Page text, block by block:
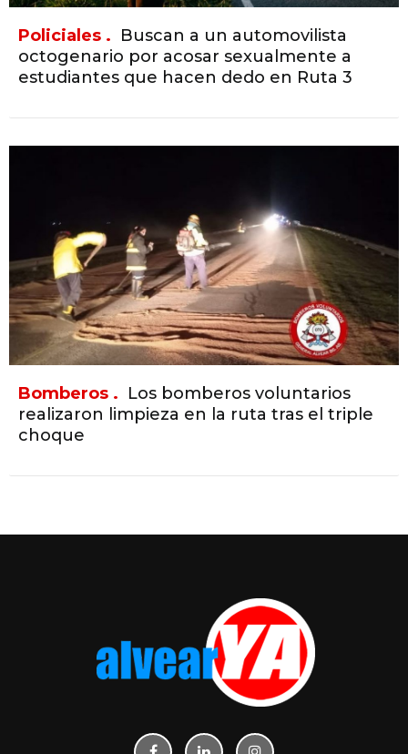
Policiales . Buscan a un automovilista
octogenario por acosar sexualmente a
estudiantes que hacen dedo en Ruta 3
Bomberos . Los bomberos voluntarios
realizaron limpieza en la ruta tras el triple
choque